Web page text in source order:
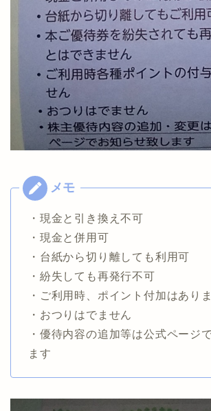
・現金と引き換え不可
・現金と併用可
・台紙から切り離しても利用可
・紛失しても再発行不可
・ご利用時、ポイント付加はあり
・おつりはでません
・優待内容の追加等は公式ページ
ます